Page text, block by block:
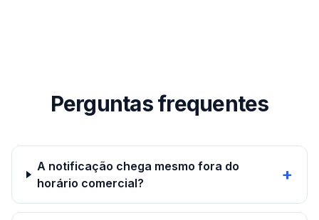
Perguntas frequentes
A notificação chega mesmo fora do
horário comercial?
+